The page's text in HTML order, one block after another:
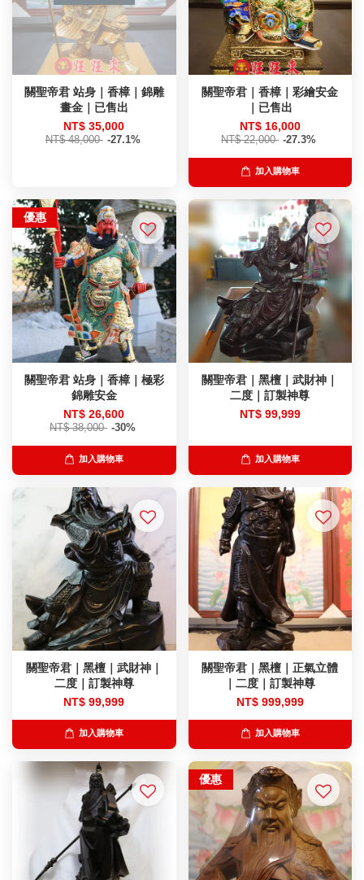
關聖帝君 站身｜香樟｜錦雕
畫金｜已售出
NT$ 35,000
NT$ 48,000 -27.1%
關聖帝君｜香樟｜彩繪安金
｜已售出
NT$ 16,000
NT$ 22,000 -27.3%
加入購物車
優惠
關聖帝君 站身｜香樟｜極彩
錦雕安金
NT$ 26,600
NT$ 38,000 -30%
加入購物車
關聖帝君｜黑檀｜武財神｜
二度｜訂製神尊
NT$ 99,999
加入購物車
關聖帝君｜黑檀｜武財神｜
二度｜訂製神尊
NT$ 99,999
加入購物車
關聖帝君｜黑檀｜正氣立體
｜二度｜訂製神尊
NT$ 999,999
加入購物車
優惠